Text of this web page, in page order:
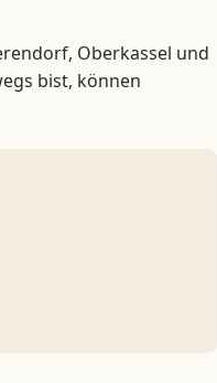
Oberkassel und
bist, können